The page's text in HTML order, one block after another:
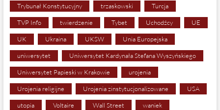
Trybunał Konstytucyjny trzaskowski Turcja
TVP Info twierdzenie Tybet Uchodźcy UE
UK Ukraina UKSW Unia Europejska
uniwersytet Uniwersytet Kardynała Stefana Wyszyńskiego
Uniwersytet Papieski w Krakowie urojenia
Urojenia religijne Urojenia zinstytucjonalizowane USA
utopia Voltaire Wall Street waniek